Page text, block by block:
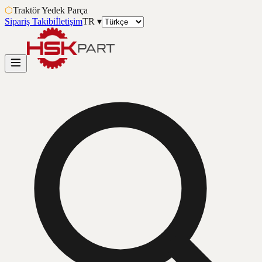
⬡Traktör Yedek Parça
Sipariş TakibiİletişimTR ▾